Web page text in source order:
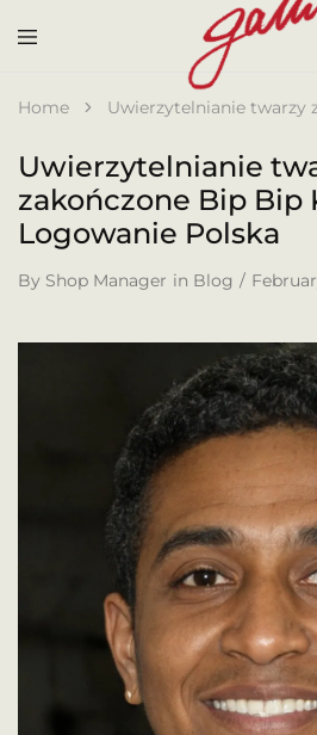
Galli
Home Uwierzytelnianie twarzy
Uwierzytelnianie
zakończone Bip Bip
Logowanie Polska
By Shop Manager in Blog